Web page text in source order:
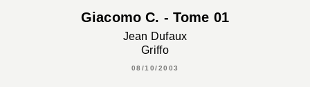
Giacomo C. - Tome 01
Jean Dufaux
Griffo
08/10/2003